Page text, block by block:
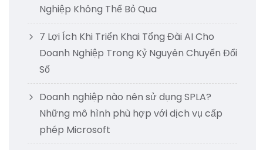
Nghiệp Không Thể Bỏ Qua
7 Lợi Ích Khi Triển Khai Tổng Đài AI Cho
Doanh Nghiệp Trong Kỷ Nguyên Chuyển Đổi
Số
Doanh nghiệp nào nên sử dụng SPLA?
Những mô hình phù hợp với dịch vụ cấp
phép Microsoft